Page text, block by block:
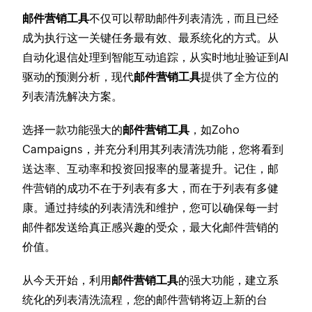
邮件营销工具不仅可以帮助邮件列表清洗，而且已经
成为执行这一关键任务最有效、最系统化的方式。从
自动化退信处理到智能互动追踪，从实时地址验证到AI
驱动的预测分析，现代邮件营销工具提供了全方位的
列表清洗解决方案。
选择一款功能强大的邮件营销工具 ，如Zoho
Campaigns，并充分利用其列表清洗功能，您将看到
送达率、互动率和投资回报率的显著提升。记住，邮
件营销的成功不在于列表有多大，而在于列表有多健
康。通过持续的列表清洗和维护，您可以确保每一封
邮件都发送给真正感兴趣的受众，最大化邮件营销的
价值。
从今天开始，利用邮件营销工具的强大功能，建立系
统化的列表清洗流程，您的邮件营销将迈上新的台